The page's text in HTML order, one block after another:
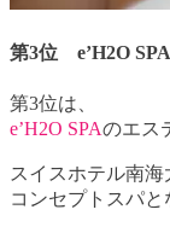
第3位 e’H2O
第3位は、
e’H2O SPAのエス
スイスホテル南海
コンセプトスパと